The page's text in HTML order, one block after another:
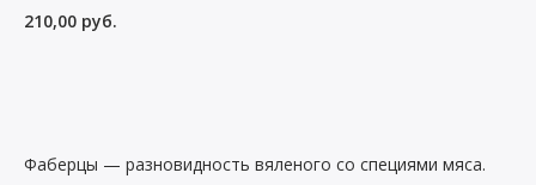
210,00 руб.
Фаберцы — разновидность вяленого со специями мяса.